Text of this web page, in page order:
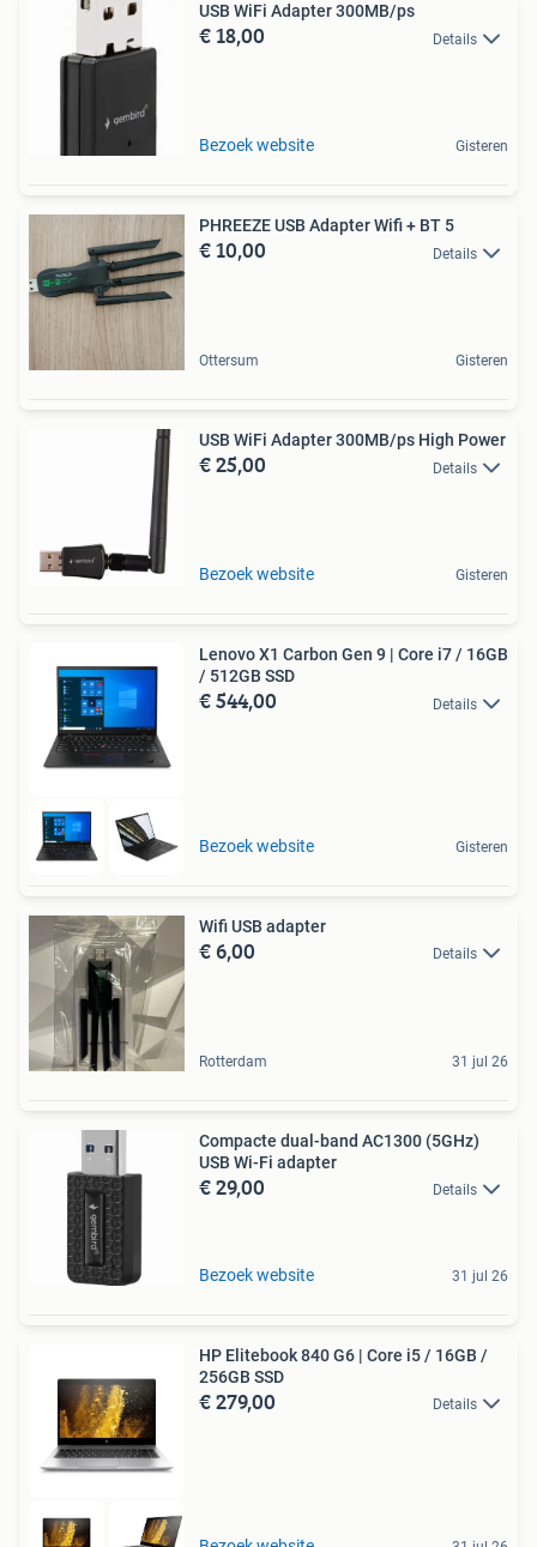
USB WiFi Adapter 300MB/ps
€ 18,00 Details
Bezoek website Gisteren
PHREEZE USB Adapter Wifi + BT 5
€ 10,00 Details
Ottersum Gisteren
USB WiFi Adapter 300MB/ps High Power
€ 25,00 Details
Bezoek website Gisteren
Lenovo X1 Carbon Gen 9 | Core i7 / 16GB
/ 512GB SSD
€ 544,00 Details
Bezoek website Gisteren
Wifi USB adapter
€ 6,00 Details
Rotterdam 31 jul 26
Compacte dual-band AC1300 (5GHz)
USB Wi-Fi adapter
€ 29,00 Details
Bezoek website 31 jul 26
HP Elitebook 840 G6 | Core i5 / 16GB /
256GB SSD
€ 279,00 Details